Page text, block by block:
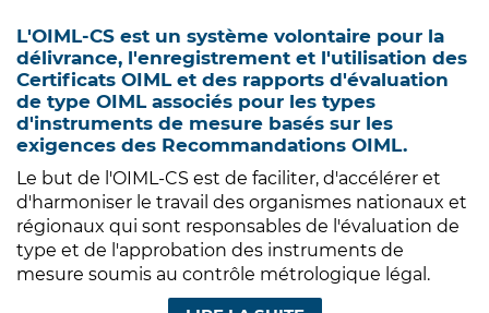
L'OIML-CS est un système volontaire pour la
délivrance, l'enregistrement et l'utilisation des
Certificats OIML et des rapports d'évaluation
de type OIML associés pour les types
d'instruments de mesure basés sur les
exigences des Recommandations OIML.
Le but de l'OIML-CS est de faciliter, d'accélérer et
d'harmoniser le travail des organismes nationaux et
régionaux qui sont responsables de l'évaluation de
type et de l'approbation des instruments de
mesure soumis au contrôle métrologique légal.